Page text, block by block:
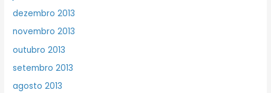
dezembro 2013
novembro 2013
outubro 2013
setembro 2013
agosto 2013